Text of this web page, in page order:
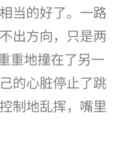
当的好了。一路
出方向，只是两
重地撞在了另一
的心脏停止了跳
制地乱挥，嘴里